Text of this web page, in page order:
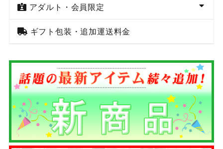
アダルト・会員限定
ギフト包装・追加運送料金